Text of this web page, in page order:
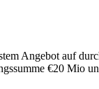
Angebot auf
€20 Mio